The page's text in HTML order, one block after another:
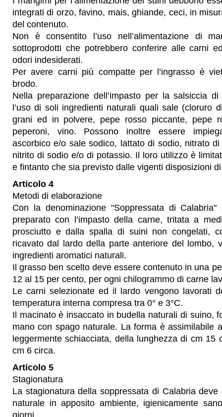
integrati di orzo, favino, mais, ghiande, ceci, in
del contenuto.
Non è consentito l’uso nell’alimentazione di
sottoprodotti che potrebbero conferire alle carni
odori indesiderati.
Per avere carni più compatte per l’ingrasso è
brodo.
Nella preparazione dell’impasto per la salsiccia
l’uso di soli ingredienti naturali quali sale (cloruro
grani ed in polvere, pepe rosso piccante, pepe
peperoni, vino. Possono inoltre essere
ascorbico e/o sale sodico, lattato di sodio, nitrato
nitrito di sodio e/o di potassio. Il loro utilizzo è
e fintanto che sia previsto dalle vigenti disposizioni
Articolo 4
Metodi di elaborazione
Con la denominazione "Soppressata di
preparato con l’impasto della carne, tritata a
prosciutto e dalla spalla di suini non congelati,
ricavato dal lardo della parte anteriore del lombo,
ingredienti aromatici naturali.
Il grasso ben scelto deve essere contenuto in una
12 al 15 per cento, per ogni chilogrammo di carne
Le carni selezionate ed il lardo vengono lavorati
temperatura interna compresa tra 0° e 3°C.
Il macinato è insaccato in budella naturali di suino,
mano con spago naturale. La forma è assimilabile
leggermente schiacciata, della lunghezza di cm 15
cm 6 circa.
Articolo 5
Stagionatura
La stagionatura della soppressata di Calabria
naturale in apposito ambiente, igienicamente
giorni.